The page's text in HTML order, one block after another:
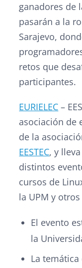
ganadores de
pasarán a la
Sarajevo,
retos que
participantes.
EURIELEC –
asociación de
de la
EESTEC, y
distintos
cursos de
la UPM y
El evento
la
La